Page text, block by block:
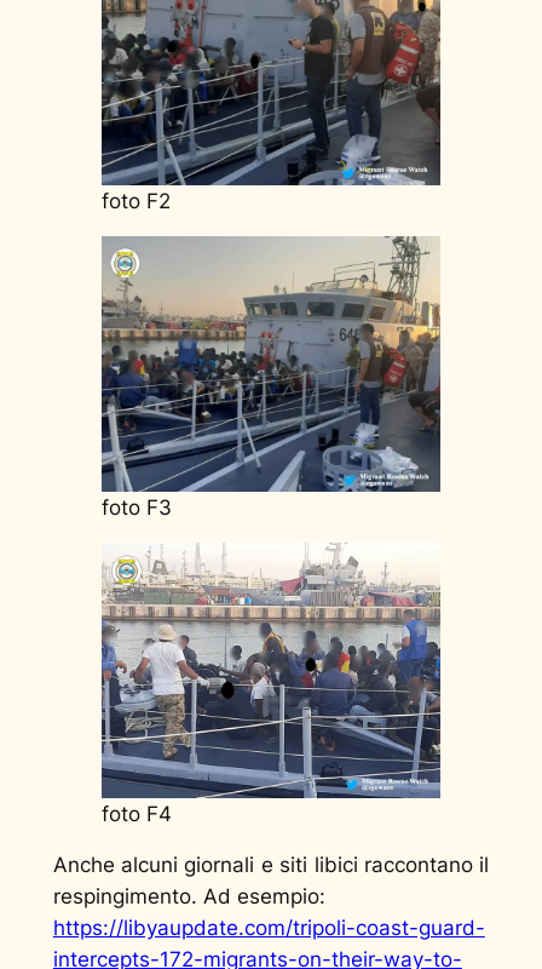
foto F2
foto F3
foto F4
Anche alcuni giornali e siti libici raccontano il
respingimento. Ad esempio:
https://libyaupdate.com/tripoli-coast-guard-
intercepts-172-migrants-on-their-way-to-